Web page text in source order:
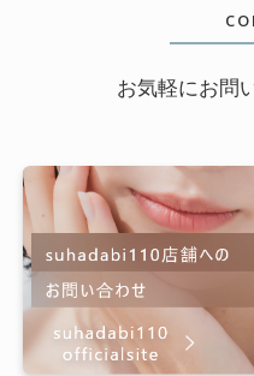
お気軽にお問